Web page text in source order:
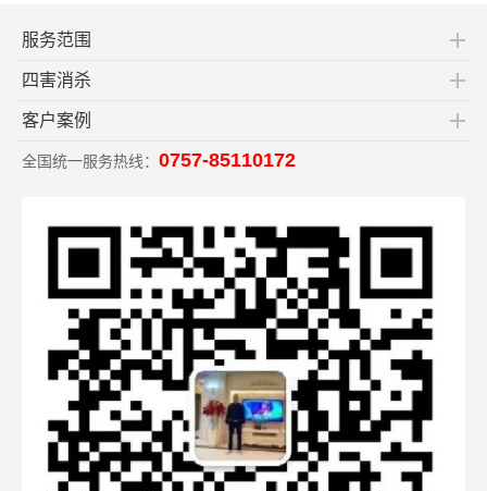
服务范围
四害消杀
客户案例
全国统一服务热线： 0757-85110172